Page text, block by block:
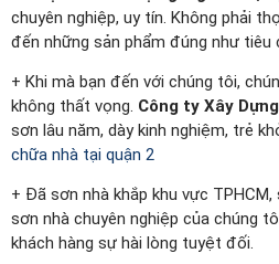
chuyên nghiệp, uy tín. Không phải
đến những sản phẩm đúng như tiêu
+ Khi mà bạn đến với chúng tôi,
không thất vọng. Công ty Xây
sơn lâu năm, dày kinh nghiệm, trẻ
chữa nhà tại quận 2
+ Đã sơn nhà khắp khu vực
sơn nhà chuyên nghiệp của chúng
khách hàng sự hài lòng tuyệt đối.